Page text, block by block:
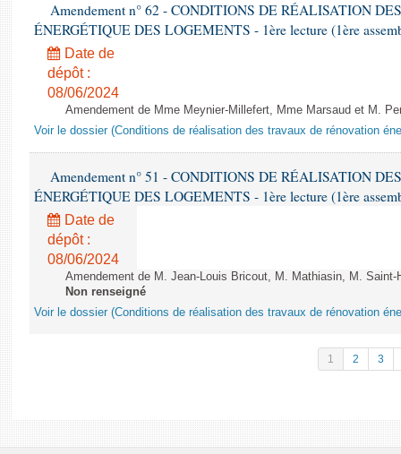
Amendement n° 62 - CONDITIONS DE RÉALISATION
ÉNERGÉTIQUE DES LOGEMENTS - 1ère lecture (1ère
Date de
dépôt :
08/06/2024
Amendement de Mme Meynier-Millefert, Mme Marsaud et M.
Voir le dossier (Conditions de réalisation des travaux de rénovation
Amendement n° 51 - CONDITIONS DE RÉALISATION
ÉNERGÉTIQUE DES LOGEMENTS - 1ère lecture (1ère
Date de
dépôt :
08/06/2024
Amendement de M. Jean-Louis Bricout, M. Mathiasin, M.
Non renseigné
Voir le dossier (Conditions de réalisation des travaux de rénovation
1 2 3